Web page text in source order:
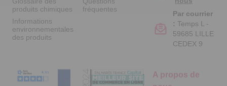
produits chimiques
Informations
environnementales
des produits
fréquentes
A propos de
Par courrier
: Temps L -
59685 LILLE
CEDEX 9